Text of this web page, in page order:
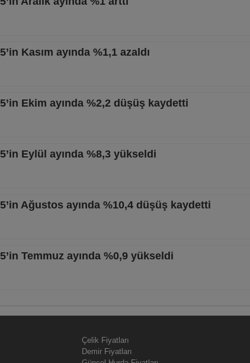
Kasım ayında %1,1 azaldı
Ekim ayında %2,2 düşüş kaydetti
Eylül ayında %8,3 yükseldi
Ağustos ayında %10,4 düşüş kaydetti
Temmuz ayında %0,9 yükseldi
Çelik Fiyatları
Demir Fiyatları